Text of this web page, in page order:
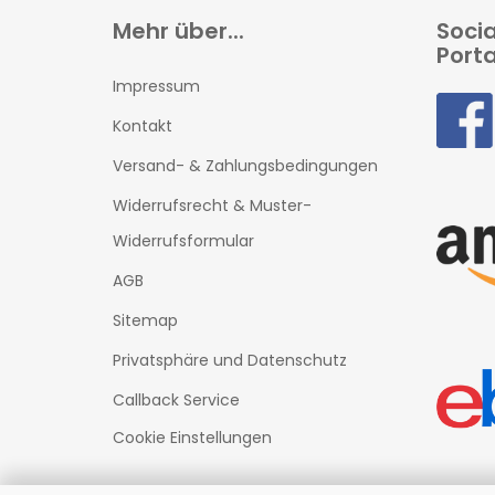
Mehr über...
Impressum
Kontakt
Versand- & Zahlungsbedingungen
Widerrufsrecht & Muster-
Widerrufsformular
AGB
Sitemap
Privatsphäre und Datenschutz
Callback Service
Cookie Einstellungen